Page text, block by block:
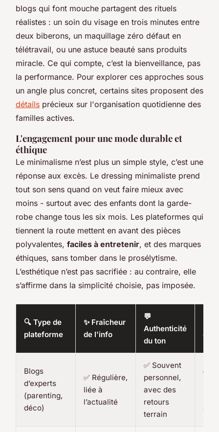
blogs qui font mouche partagent des rituels
réalistes : un soin du visage en trois minutes entre
deux biberons, un maquillage zéro défaut en
télétravail, ou une astuce beauté sans produits
miracle. Ce qui compte, c’est la bienveillance, pas
la performance. Pour explorer ces approches sous
un angle plus concret, certains sites proposent des
détails précieux sur l'organisation quotidienne des
familles actives.
L'engagement pour une mode durable et
éthique
Le minimalisme n’est plus un simple style, c’est une
réponse aux excès. Le dressing minimaliste prend
tout son sens quand on veut faire mieux avec
moins - surtout avec des enfants dont la garde-
robe change tous les six mois. Les plateformes qui
tiennent la route mettent en avant des pièces
polyvalentes, faciles à entretenir, et des marques
éthiques, sans tomber dans le prosélytisme.
L’esthétique n’est pas sacrifiée : au contraire, elle
s’affirme dans la simplicité choisie, pas imposée.
🔍 Type de
plateforme
✨ Fraîcheur
de l'info
💬
Authenticité
du ton
Blogs
d’experts
(parenting,
déco)
✅ Régulière,
liée à
l’actualité
✅ Souvent
personnel,
avec des
retours
terrain
✅